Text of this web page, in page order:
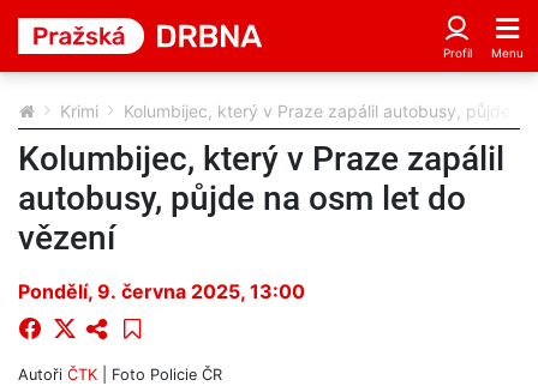
Krimi Kolumbijec, který v Praze zapálil autobusy, půjde
Kolumbijec, který v Praze zapálil
autobusy, půjde na osm let do
vězení
Pondělí, 9. června 2025, 13:00
Autoři ČTK | Foto Policie ČR